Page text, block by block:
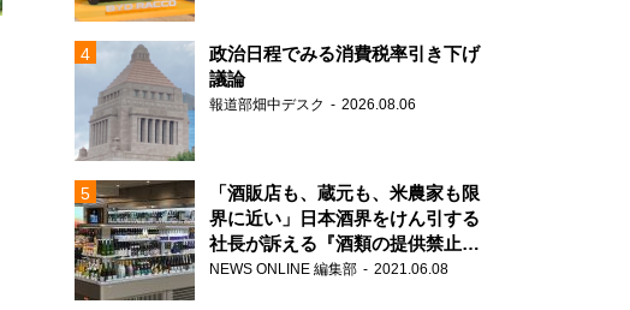
政治日程でみる消費税率引き下げ
議論
報道部畑中デスク 2026.08.06
「酒販店も、蔵元も、米農家も限
界に近い」日本酒界をけん引する
社長が訴える『酒類の提供禁止』
策の大打撃
NEWS ONLINE 編集部 2021.06.08